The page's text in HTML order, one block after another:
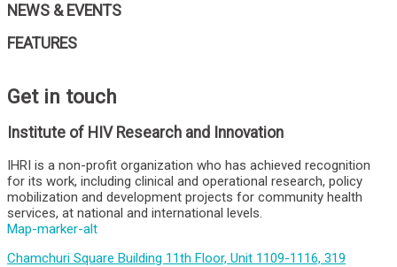
NEWS & EVENTS
FEATURES
Get in touch
Institute of HIV Research and Innovation
IHRI is a non-profit organization who has achieved recognition
for its work, including clinical and operational research, policy
mobilization and development projects for community health
services, at national and international levels.
Map-marker-alt
Chamchuri Square Building 11th Floor, Unit 1109-1116, 319